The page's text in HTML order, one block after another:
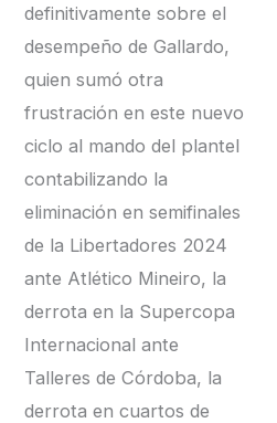
definitivamente sobre el
desempeño de Gallardo,
quien sumó otra
frustración en este nuevo
ciclo al mando del plantel
contabilizando la
eliminación en semifinales
de la Libertadores 2024
ante Atlético Mineiro, la
derrota en la Supercopa
Internacional ante
Talleres de Córdoba, la
derrota en cuartos de